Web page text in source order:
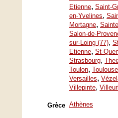
Etienne, Saint-
en-Yvelines,
Mortagne,
Salon-de-
sur-Loing (77),
Etienne, St-
Strasbourg,
Toulon, Toulouse
Versailles,
Villepinte,
Grèce Athènes